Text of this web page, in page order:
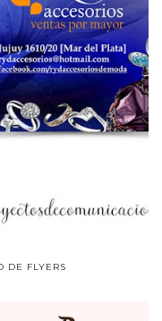
DE FLYERS